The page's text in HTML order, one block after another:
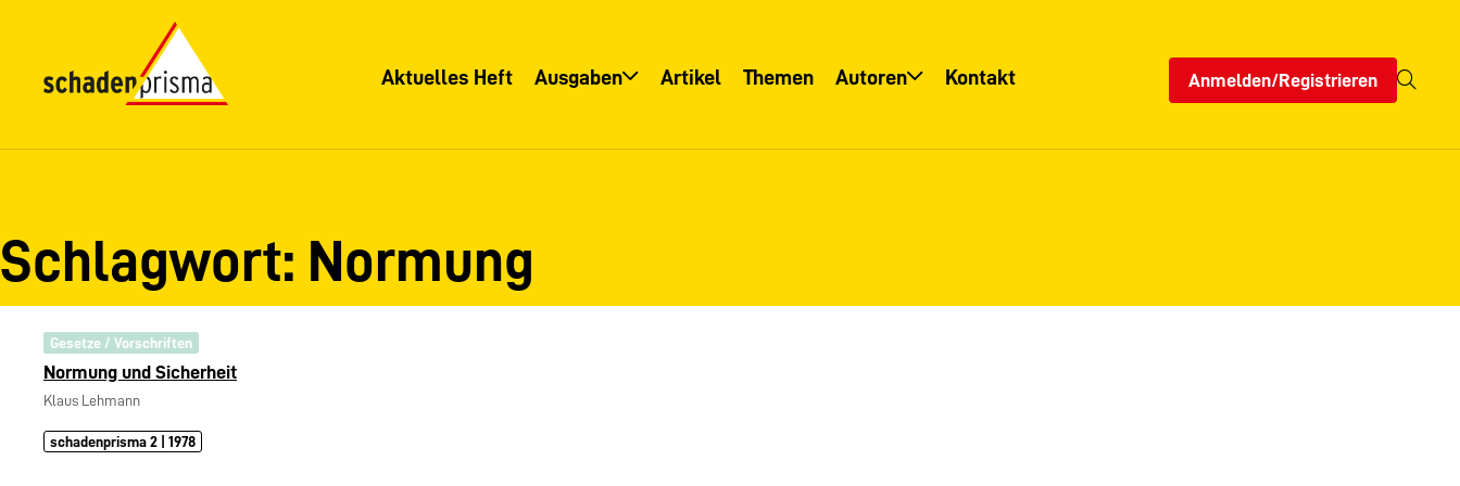
Aktuelles Heft Ausgaben Artikel Themen Autoren Kontakt Anmelden/Registrieren
Schlagwort: Normung
Gesetze / Vorschriften
Normung und Sicherheit
Klaus Lehmann
schadenprisma 2 | 1978